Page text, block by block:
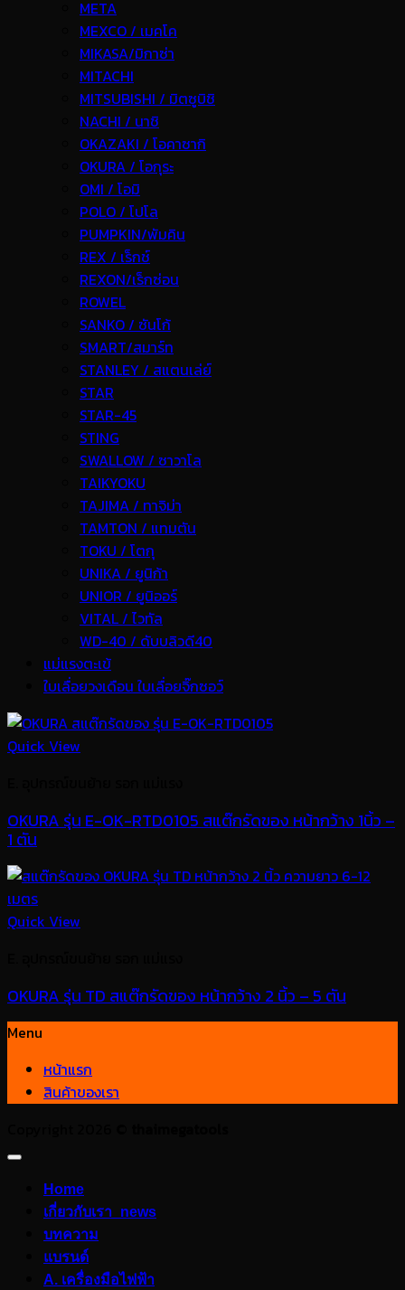
META
MEXCO / เมคโค
MIKASA/มิกาซ่า
MITACHI
MITSUBISHI / มิตซูบิชิ
NACHI / นาชิ
OKAZAKI / โอคาซากิ
OKURA / โอกุระ
OMI / โอมิ
POLO / โปโล
PUMPKIN/พัมคิน
REX / เร็กช์
REXON/เร็กซ่อน
ROWEL
SANKO / ซันโก้
SMART/สมาร์ท
STANLEY / สแตนเล่ย์
STAR
STAR-45
STING
SWALLOW / ซาวาโล
TAIKYOKU
TAJIMA / ทาจิม่า
TAMTON / แทมตัน
TOKU / โตกุ
UNIKA / ยูนิก้า
UNIOR / ยูนิออร์
VITAL / ไวทัล
WD-40 / ดับบลิวดี40
แม่แรงตะเข้
ใบเลื่อยวงเดือน ใบเลื่อยจิ๊กซอว์
Quick View
OKURA รุ่น E-OK-RTD0105 สแต๊กรัดของ หน้ากว้าง 1นิ้ว –
1 ตัน
Quick View
OKURA รุ่น TD สแต๊กรัดของ หน้ากว้าง 2 นิ้ว – 5 ตัน
Menu
หน้าแรก
สินค้าของเรา
Home
เกี่ยวกับเรา_news
บทความ
แบรนด์
A. เครื่องมือไฟฟ้า